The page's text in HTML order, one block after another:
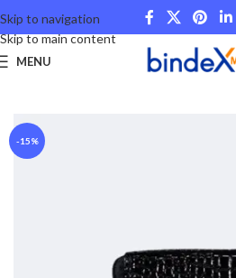
Skip to navigation
Skip to main content
MENU
Beranda Card Holder
-15%